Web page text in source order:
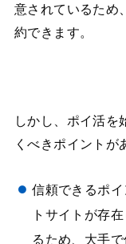
意されているため
約できます。
しかし、ポイ活を
くべきポイントが
信頼できるポ
トサイトが存
るため、大手